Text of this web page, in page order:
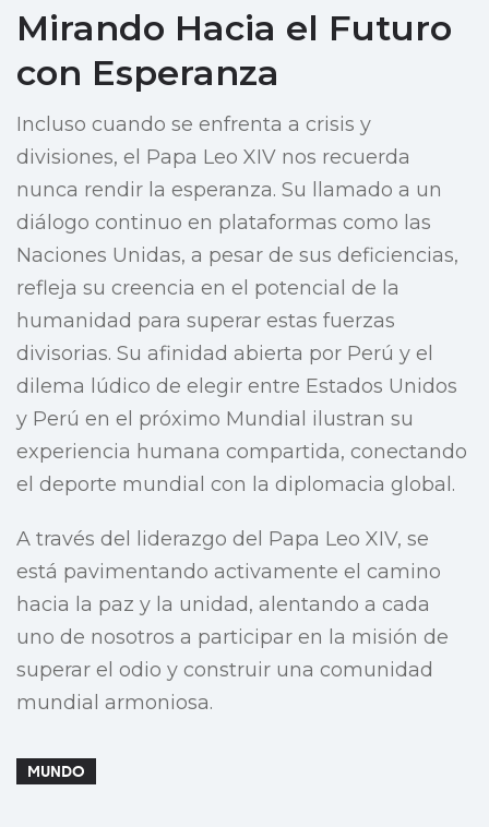
Mirando Hacia el Futuro
con Esperanza
Incluso cuando se enfrenta a crisis y
divisiones, el Papa Leo XIV nos recuerda
nunca rendir la esperanza. Su llamado a un
diálogo continuo en plataformas como las
Naciones Unidas, a pesar de sus deficiencias,
refleja su creencia en el potencial de la
humanidad para superar estas fuerzas
divisorias. Su afinidad abierta por Perú y el
dilema lúdico de elegir entre Estados Unidos
y Perú en el próximo Mundial ilustran su
experiencia humana compartida, conectando
el deporte mundial con la diplomacia global.
A través del liderazgo del Papa Leo XIV, se
está pavimentando activamente el camino
hacia la paz y la unidad, alentando a cada
uno de nosotros a participar en la misión de
superar el odio y construir una comunidad
mundial armoniosa.
MUNDO